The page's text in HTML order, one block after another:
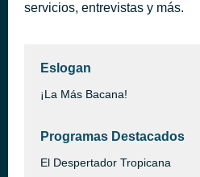
servicios, entrevistas y más.
Eslogan
¡La Más Bacana!
Programas Destacados
El Despertador Tropicana